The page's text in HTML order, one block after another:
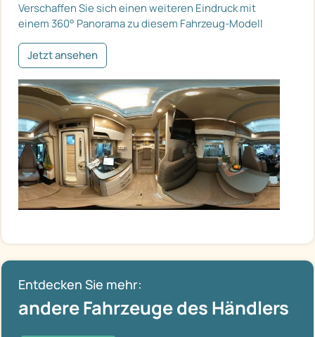
Verschaffen Sie sich einen weiteren Eindruck mit
einem 360° Panorama zu diesem Fahrzeug-Modell
Jetzt ansehen
Entdecken Sie mehr:
andere Fahrzeuge des Händlers